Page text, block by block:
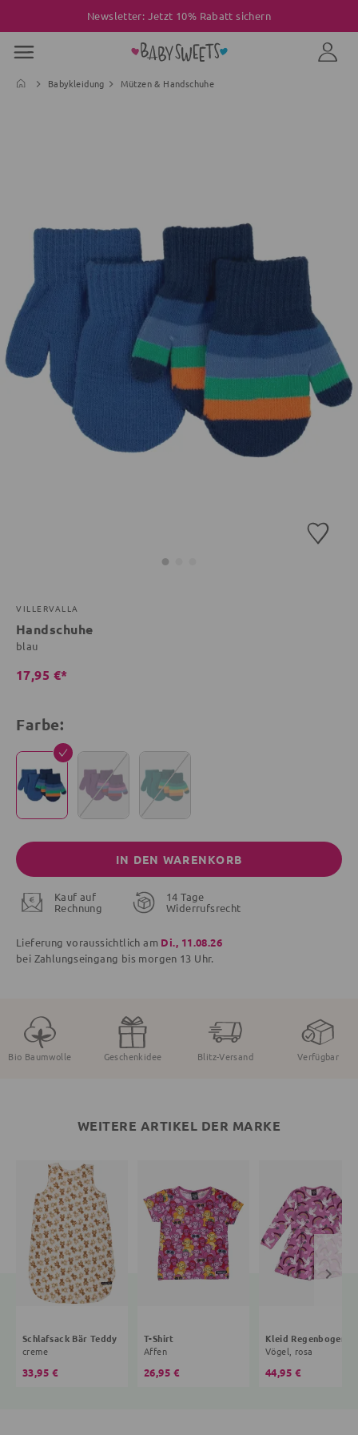
Newsletter: Jetzt 10% Rabatt sichern
Babykleidung Mützen & Handschuhe
VILLERVALLA
Handschuhe
blau
17,95 €*
Farbe:
IN DEN WARENKORB
Kauf auf
Rechnung
14 Tage
Widerrufsrecht
Lieferung voraussichtlich am Di., 11.08.26
bei Zahlungseingang bis morgen 13 Uhr.
Bio Baumwolle Geschenkidee Blitz-Versand Verfügbar
WEITERE ARTIKEL DER MARKE
Schlafsack Bär Teddy
creme
33,95 €
T-Shirt
Affen
26,95 €
Vögel, rosa
44,95 €